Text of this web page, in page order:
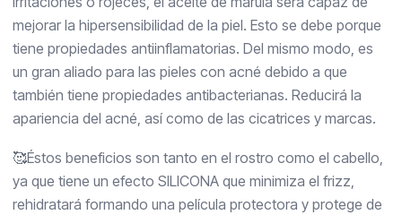
mejorar la hipersensibilidad de la piel. Esto se debe porque
tiene propiedades antiinflamatorias. Del mismo modo, es
un gran aliado para las pieles con acné debido a que
también tiene propiedades antibacterianas. Reducirá la
apariencia del acné, así como de las cicatrices y marcas.
🥰Éstos beneficios son tanto en el rostro como el cabello,
ya que tiene un efecto SILICONA que minimiza el frizz,
rehidratará formando una película protectora y protege de